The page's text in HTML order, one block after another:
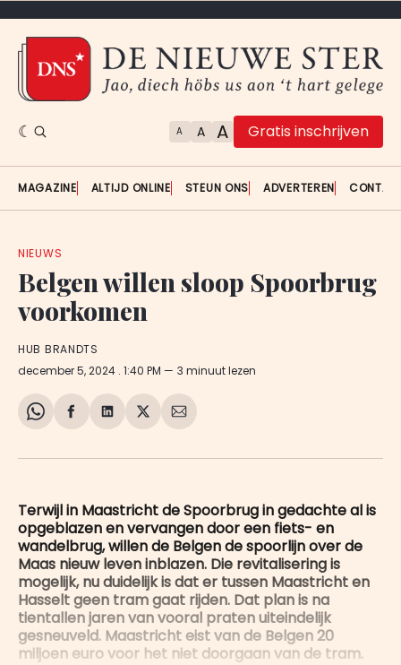
A A A Gratis inschrijven
MAGAZINE ALTIJD ONLINE STEUN ONS ADVERTEREN
NIEUWS
Belgen willen sloop Spoorbrug
voorkomen
HUB BRANDTS
december 5, 2024 . 1:40 PM 3 minuut lezen
Share
WhatsApp
Delen
Facebook
Delen
LinkedIn
Share
X
Deel
E-
Terwijl in Maastricht de Spoorbrug in gedachte al is
opgeblazen en vervangen door een fiets- en
wandelbrug, willen de Belgen de spoorlijn over de
Maas nieuw leven inblazen. Die revitalisering is
mogelijk, nu duidelijk is dat er tussen Maastricht en
Hasselt geen tram gaat rijden. Dat plan is na
tientallen jaren van vooral praten uiteindelijk
gesneuveld. Maastricht eist van de Belgen 20
miljoen euro voor het niet doorgaan van de tram.